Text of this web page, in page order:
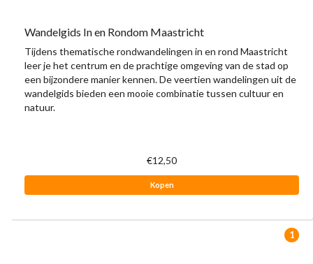
Wandelgids In en Rondom Maastricht
Tijdens thematische rondwandelingen in en rond Maastricht
leer je het centrum en de prachtige omgeving van de stad op
een bijzondere manier kennen. De veertien wandelingen uit de
wandelgids bieden een mooie combinatie tussen cultuur en
natuur.
€12,50
Kopen
1